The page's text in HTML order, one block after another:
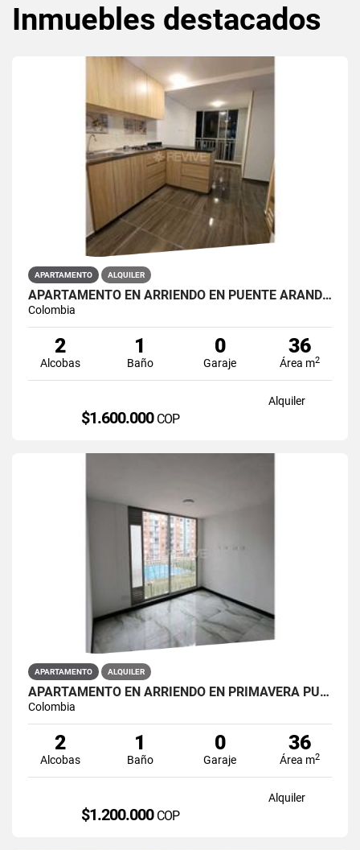
Inmuebles destacados
APARTAMENTO ALQUILER
APARTAMENTO EN ARRIENDO EN PUENTE ARANDA PRIMAVERA 6-39
Colombia
2
Alcobas
1
Baño
0
Garaje
36
Área m2
Alquiler
$1.600.000 COP
APARTAMENTO ALQUILER
APARTAMENTO EN ARRIENDO EN PRIMAVERA PUENTE ARANDA PRIMAVERA 6-39 ET 2
Colombia
2
Alcobas
1
Baño
0
Garaje
36
Área m2
Alquiler
$1.200.000 COP